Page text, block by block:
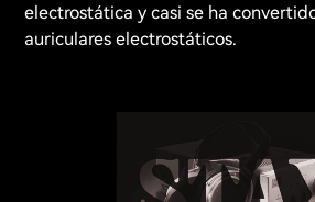
electrostática y casi se ha
auriculares electrostáticos.